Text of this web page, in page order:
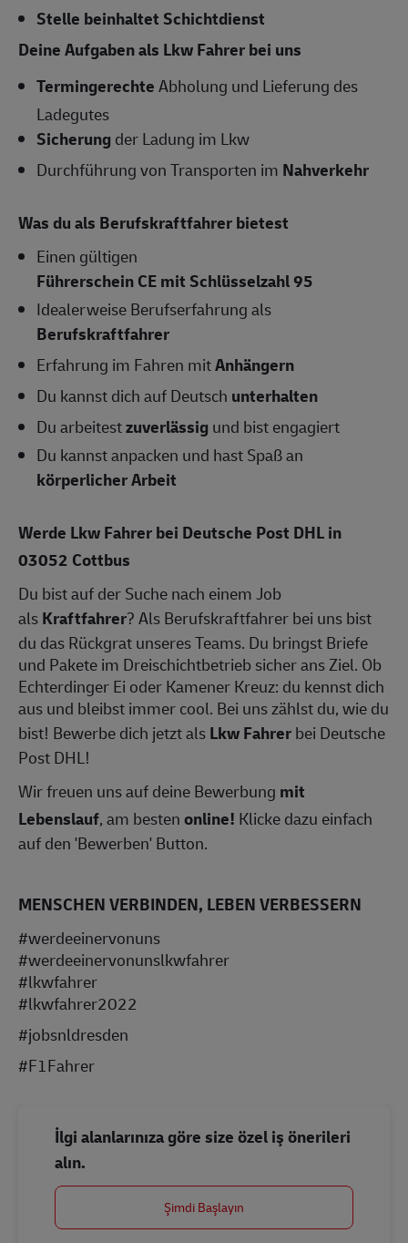
Stelle beinhaltet Schichtdienst
Deine Aufgaben als Lkw Fahrer bei uns
TermingerechteAbholung und Lieferung des
Ladegutes
Sicherungder Ladung im Lkw
Durchführung von Transporten im Nahverkehr
Was du als Berufskraftfahrer bietest
Einen gültigen
Führerschein CE mit Schlüsselzahl 95
Idealerweise Berufserfahrung als
Berufskraftfahrer
Erfahrung im Fahren mitAnhängern
Du kannst dich auf Deutsch unterhalten
Du arbeitestzuverlässigund bist engagiert
Du kannst anpacken und hast Spaß an
körperlicher Arbeit
Werde Lkw Fahrer bei Deutsche Post DHL in
03052 Cottbus
Du bist auf der Suche nach einem Job
alsKraftfahrer? Als Berufskraftfahrer bei uns bist
du das Rückgrat unseres Teams. Du bringst Briefe
und Pakete im Dreischichtbetrieb sicher ans Ziel. Ob
Echterdinger Ei oder Kamener Kreuz: du kennst dich
aus und bleibst immer cool. Bei uns zählst du, wie du
bist! Bewerbe dich jetzt alsLkw Fahrerbei Deutsche
Post DHL!
Wir freuen uns auf deine Bewerbung mit
Lebenslauf, am bestenonline! Klicke dazu einfach
auf den 'Bewerben' Button.
MENSCHEN VERBINDEN, LEBEN VERBESSERN
#werdeeinervonuns
#werdeeinervonunslkwfahrer
#lkwfahrer
#lkwfahrer2022
#jobsnldresden
#F1Fahrer
İlgi alanlarınıza göre size özel iş önerileri
alın.
Şimdi Başlayın